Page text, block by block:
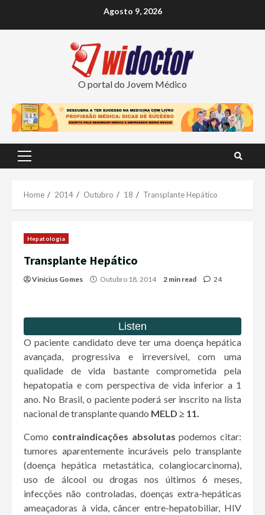
Agosto 9, 2026
O portal do Jovem Médico
Primary
Home 2014 Outubro 18 Transplante Hepático
Hepatologia
Transplante Hepático
Vinícius Gomes Outubro 18, 2014 2 min read 24
O paciente candidato deve ter uma doença hepática
avançada, progressiva e irreversível, com uma
qualidade de vida bastante comprometida pela
hepatopatia e com perspectiva de vida inferior a 1
ano. No Brasil, o paciente poderá ser inscrito na lista
nacional de transplante quando MELD ≥ 11.
Como contraindicações absolutas podemos citar:
tumores aparentemente incuráveis pelo transplante
(doença hepática metastática, colangiocarcinoma),
uso de álcool ou drogas nos últimos 6 meses,
infecções não controladas, doenças extra-hepáticas
ameaçadoras à vida, câncer entre-hepatobiliar, HIV